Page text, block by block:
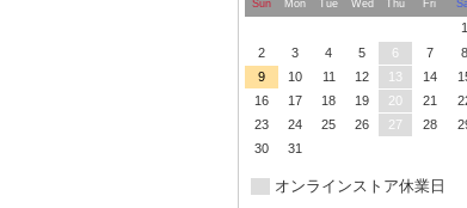
Sun Mon Tue Wed Thu Fri
1
2
3 4 5 6 7
8
9
10 11 12 13 14
16
17 18 19 20 21
23
24 25 26 27 28
30
31
オンラインストア休業日